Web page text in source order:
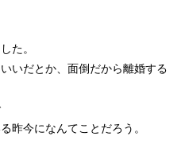
た。
いだとか、面倒だから離婚する
昨今になんてことだろう。